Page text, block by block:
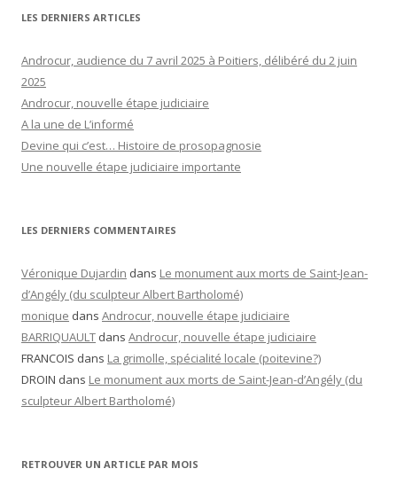
LES DERNIERS ARTICLES
Androcur, audience du 7 avril 2025 à Poitiers, délibéré du 2 juin
2025
Androcur, nouvelle étape judiciaire
A la une de L’informé
Devine qui c’est… Histoire de prosopagnosie
Une nouvelle étape judiciaire importante
LES DERNIERS COMMENTAIRES
Véronique Dujardin dans Le monument aux morts de Saint-Jean-
d’Angély (du sculpteur Albert Bartholomé)
monique dans Androcur, nouvelle étape judiciaire
BARRIQUAULT dans Androcur, nouvelle étape judiciaire
FRANCOIS dans La grimolle, spécialité locale (poitevine?)
DROIN dans Le monument aux morts de Saint-Jean-d’Angély (du
sculpteur Albert Bartholomé)
RETROUVER UN ARTICLE PAR MOIS